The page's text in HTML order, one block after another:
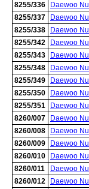
8255/336
Daewoo
8255/337
Daewoo
8255/338
Daewoo
8255/342
Daewoo
8255/343
Daewoo
8255/348
Daewoo
8255/349
Daewoo
8255/350
Daewoo
8255/351
Daewoo
8260/007
Daewoo
8260/008
Daewoo
8260/009
Daewoo
8260/010
Daewoo
8260/011
Daewoo
8260/012
Daewoo